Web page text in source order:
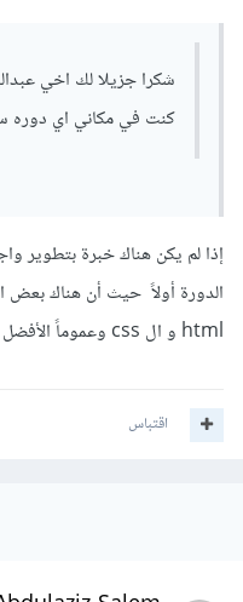
شكرا جزيلا لك اخي
كنت في مكاني اي دوره
إذا لم يكن هناك خبرة بتطوير
الدورة أولاً حيث أن هناك بعض
html و ال css وعموماً الأفضل لك البدأ بتطوير واجهات المستخدم
اقتباس